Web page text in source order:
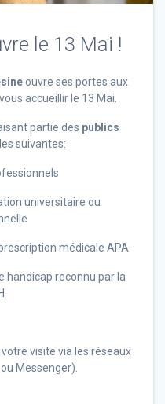
le 13 Mai !
ouvre ses portes aux
accueillir le 13 Mai.
partie des publics
suivantes:
universitaire ou
médicale APA
handicap reconnu par la
visite via les réseaux
Messenger).